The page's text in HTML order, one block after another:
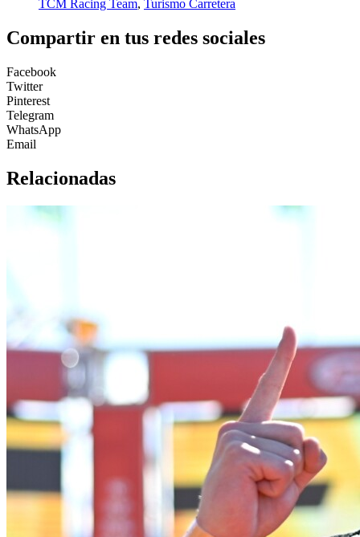
TCM Racing Team, Turismo Carretera
Compartir en tus redes sociales
Facebook
Twitter
Pinterest
Telegram
WhatsApp
Email
Relacionadas